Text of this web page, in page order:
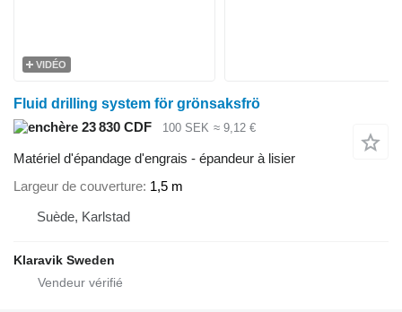
VIDÉO
Fluid drilling system för grönsaksfrö
23 830 CDF
100 SEK ≈ 9,12 €
Matériel d'épandage d'engrais - épandeur à lisier
Largeur de couverture 1,5 m
Suède, Karlstad
Klaravik Sweden